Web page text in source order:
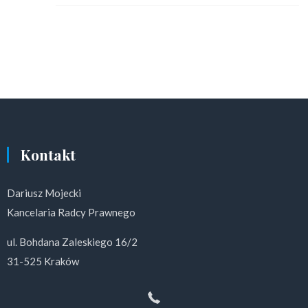
Kontakt
Dariusz Mojecki
Kancelaria Radcy Prawnego
ul. Bohdana Zaleskiego 16/2
31-525 Kraków